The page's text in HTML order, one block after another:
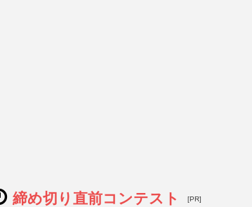
締め切り直前コンテスト [PR]